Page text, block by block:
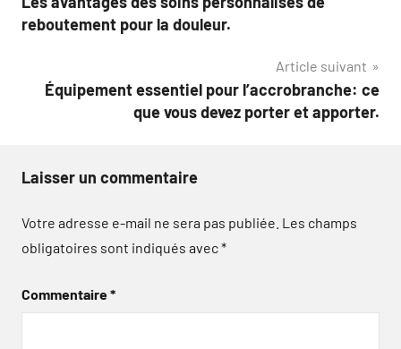
de
reboutement pour la douleur.
Article suivant
Équipement essentiel pour l’accrobranche: ce
que vous devez porter et apporter.
Laisser un commentaire
Votre adresse e-mail ne sera pas publiée. Les champs
obligatoires sont indiqués avec*
Commentaire*